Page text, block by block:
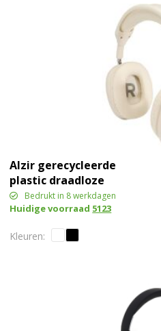
Alzir gerecycleerde
plastic draadloze
Bluetooth®-
hoofdtelefoon over-ear
Bedrukt in 8 werkdagen
Huidige voorraad 5123